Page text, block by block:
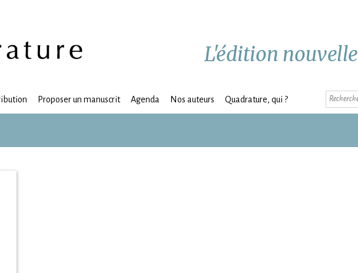
L'édition nouvelle
Proposer un manuscrit Agenda Nos auteurs Quadrature, qui ?